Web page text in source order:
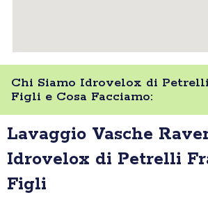
Chi Siamo Idrovelox di
Figli e Cosa Facciamo:
Lavaggio Vasche
Idrovelox di Petrelli
Figli